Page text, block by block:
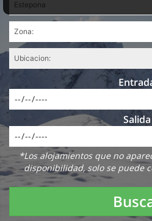
Salida
*Los alojamientos que no
disponibilidad, solo se puede